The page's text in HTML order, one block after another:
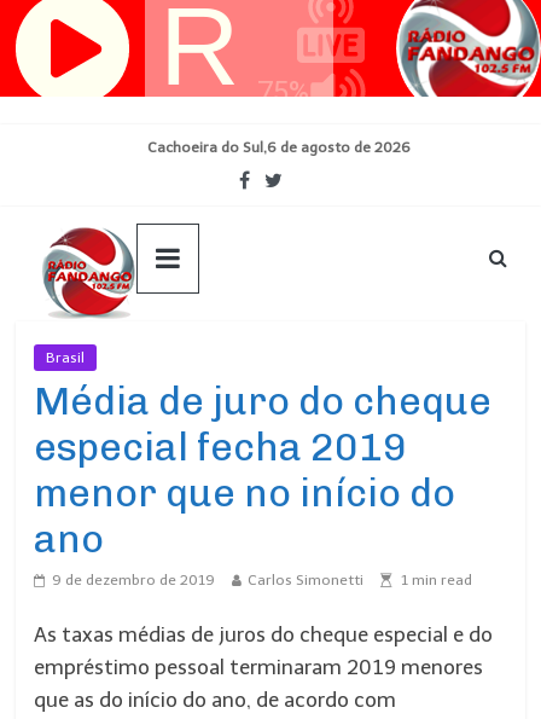
Pular
para
Cachoeira do Sul,6 de agosto de 2026
Brasil
Média de juro do cheque
especial fecha 2019
menor que no início do
ano
9 de dezembro de 2019 Carlos Simonetti 1 min read
As taxas médias de juros do cheque especial e do
empréstimo pessoal terminaram 2019 menores
que as do início do ano, de acordo com